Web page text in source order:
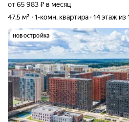
от 65 983 ₽ в месяц
47,5 м²
1-комн. квартира 14 этаж из
новостройка